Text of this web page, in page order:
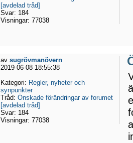
[avdelad tråd]
Svar: 184
Visningar: 77038
av sugrövmanövern
2019-06-08 18:55:38
Kategori: Regler, nyheter och
synpunkter
Tråd: Önskade förändringar av forumet
[avdelad tråd]
Svar: 184
Visningar: 77038